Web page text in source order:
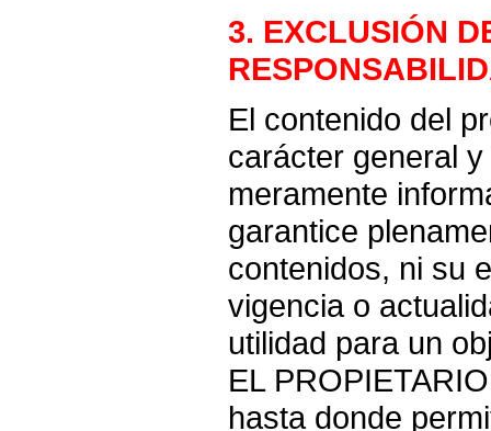
3. EXCLUSIÓN
El contenido del
carácter general
meramente
garantice
contenidos, ni su
vigencia o
utilidad para un
EL
hasta donde